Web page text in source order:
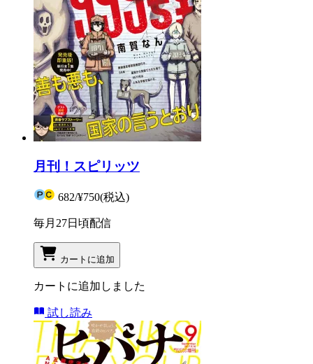
月刊！スピリッツ
682/¥750(税込)
毎月27日頃配信
カートに追加
カートに追加しました
試し読み